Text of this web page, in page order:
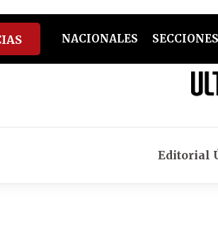
NACIONALES SECCIONES
Editorial